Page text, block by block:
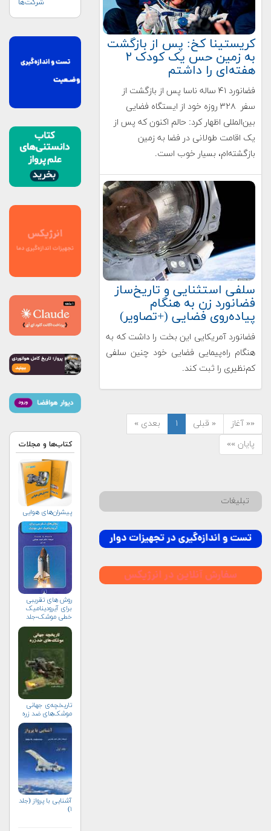
کریستینا کخ: پس از بازگشت
به زمین حس یک کودک ۲
هفته‌ای را داشتم
فضانورد ۴۱ ساله ناسا پس از بازگشت از
سفر ۳۲۸ روزه خود از ایستگاه فضایی
بین‌المللی اظهار کرد: حالم اکنون که پس از
یک اقامت طولانی در فضا به زمین
بازگشته‌ام، بسیار خوب است.
سلفی استثنایی و تاریخ‌ساز
فضانورد زن به هنگام
پیاده‌روی فضایی (+تصاویر)
فضانورد آمریکایی این بخت را داشت که به
هنگام راه‌پیمایی فضایی خود چنین سلفی
کم‌نظیری را ثبت کند.
«« آغاز « قبلی ۱
بعدی »
پایان »»
تبلیغات
شرکت‌ها
کتاب‌ها و مجلات
پیشران‌های هوایی
روش های تقریبی
برای آیرودینامیک
خطی موشک-جلد
نخست
تاریخچه‌ی جهانی
موشک‌های ضد زره
آشنایی با پرواز (جلد
۱)